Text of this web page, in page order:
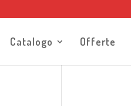
Catalogo Offerte